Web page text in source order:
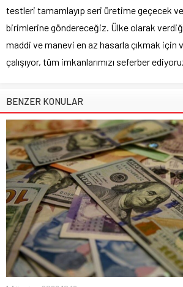
testleri tamamlayıp seri üretime geçecek
birimlerine göndereceğiz. Ülke olarak
maddi ve manevi en az hasarla çıkmak için
çalışıyor, tüm imkanlarımızı seferber
BENZER KONULAR